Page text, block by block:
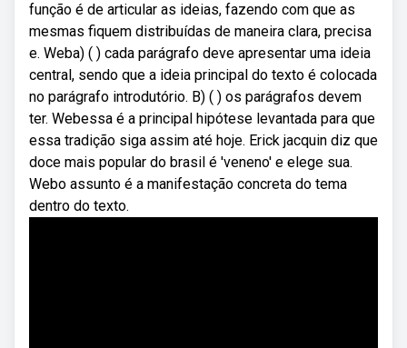
função é de articular as ideias, fazendo com que as
mesmas fiquem distribuídas de maneira clara, precisa
e. Weba) ( ) cada parágrafo deve apresentar uma ideia
central, sendo que a ideia principal do texto é colocada
no parágrafo introdutório. B) ( ) os parágrafos devem
ter. Webessa é a principal hipótese levantada para que
essa tradição siga assim até hoje. Erick jacquin diz que
doce mais popular do brasil é 'veneno' e elege sua.
Webo assunto é a manifestação concreta do tema
dentro do texto.